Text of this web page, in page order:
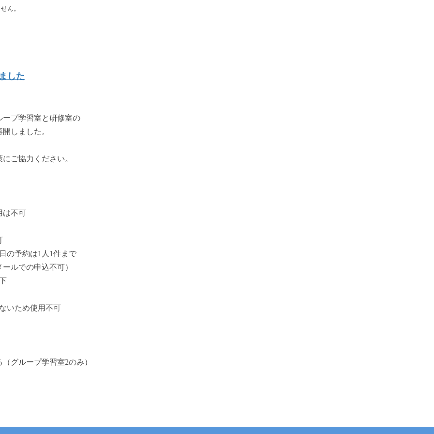
。
した
プ学習室と研修室の
しました。
ご協力ください。
不可
予約は1人1件まで
の申込不可）
いため使用不可
グループ学習室2のみ）